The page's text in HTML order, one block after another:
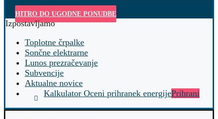
HITRO DO UGODNE PONUDBE
Izpostavljamo
Toplotne črpalke
Sončne elektrarne
Lunos prezračevanje
Subvencije
Aktualne novice
Kalkulator Oceni prihranek energijePrihrani